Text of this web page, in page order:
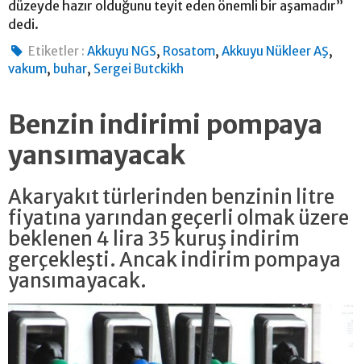
düzeyde hazır olduğunu teyit eden önemli bir aşamadır”
dedi.
Etiketler : Akkuyu NGS, Rosatom,Akkuyu Nükleer AŞ,
vakum, buhar, Sergei Butckikh
Benzin indirimi pompaya
yansımayacak
Akaryakıt türlerinden benzinin litre
fiyatına yarından geçerli olmak üzere
beklenen 4 lira 35 kuruş indirim
gerçekleşti. Ancak indirim pompaya
yansımayacak.